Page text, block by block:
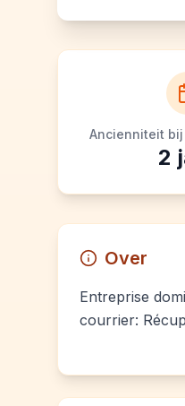
Ancienniteit
2
Over
Entreprise
courrier: